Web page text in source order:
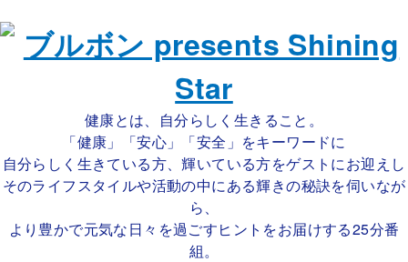
健康とは、自分らしく生きること。
「健康」「安心」「安全」をキーワードに
自分らしく生きている方、輝いている方をゲストにお迎えし
そのライフスタイルや活動の中にある輝きの秘訣を伺いなが
ら、
より豊かで元気な日々を過ごすヒントをお届けする25分番
組。